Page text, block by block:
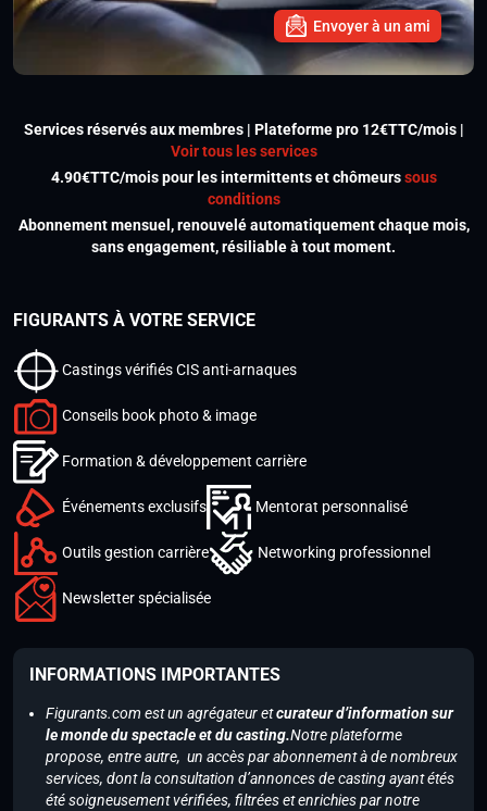
Envoyer à un ami
Services réservés aux membres | Plateforme pro 12€TTC/mois |
Voir tous les services
4.90€TTC/mois pour les intermittents et chômeurssous
conditions
Abonnement mensuel, renouvelé automatiquement chaque mois,
sans engagement, résiliable à tout moment.
FIGURANTS À VOTRE SERVICE
Castings vérifiés CIS anti-arnaques
Conseils book photo & image
Formation & développement carrière
Événements exclusifs Mentorat personnalisé
Outils gestion carrière Networking professionnel
Newsletter spécialisée
INFORMATIONS IMPORTANTES
Figurants.com est un agrégateur etcurateur d’information sur
le monde du spectacle et du casting.Notre plateforme
propose, entre autre, un accès par abonnement à de nombreux
services, dont la consultation d’annonces de casting ayant étés
été soigneusement vérifiées, filtrées et enrichies par notre